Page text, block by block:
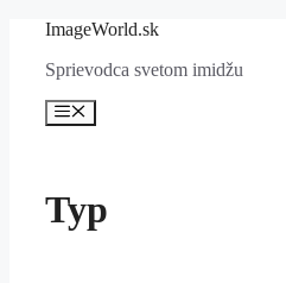
Preskočiť
obsah
ImageWorld.sk
Sprievodca svetom imidžu
Menu
Typ